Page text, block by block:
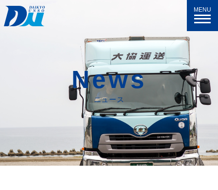
MENU
News
ニュース